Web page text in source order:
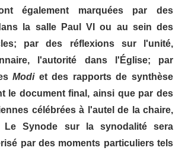
également marquées par des
la salle Paul VI ou au sein des
par des réflexions sur l'unité,
l'autorité dans l'Église; par
Modiet des rapports de synthèse
le document final, ainsi que par des
célébrées à l'autel de la chaire,
Le Synode sur la synodalité sera
par des moments particuliers tels